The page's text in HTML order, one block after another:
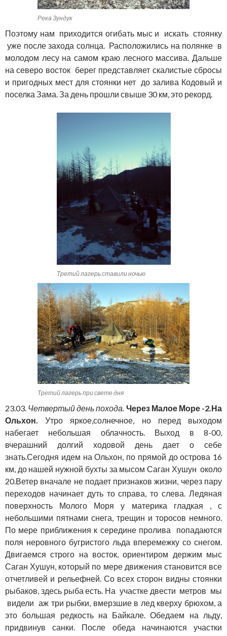
Река Зундук
Поэтому нам приходится огибать мыс и искать стоянку
уже после захода солнца. Расположились на полянке в
молодом лесу на самом краю лесного массива. Дальше
на северо восток берег представляет скалистые сбросы
и пригодных мест для стоянки нет до залива Кодовый и
поселка Зама. За день прошли свыше 30 км, это рекорд.
Третий лагерь ставили ночью
Третий лагерь при свете дня
23.03. Четвертый день похода. Через Малое Море -2.На
Ольхон.Утро яркое,солнечное, но перед выходом
набегает небольшая облачность. Выход в 8-00,
вчерашний долгий ходовой день дает о себе
знать.Сегодня идем на Ольхон, по прямой до острова 16
км, до нашей нужной бухты за мысом Саган Хушун около
20.Ветер вначале не подает признаков жизни, через пару
переходов начинает дуть то справа, то слева. Ледяная
поверхность Молого Моря у материка гладкая , с
небольшими пятнами снега, трещин и торосов немного.
По мере приближения к середине пролива попадаются
поля неровного бугристого льда вперемежку со снегом.
Двигаемся строго на восток, ориентиром держим мыс
Саган Хушун, который по мере движения становится все
отчетливей и рельефней. Со всех сторон видны стоянки
рыбаков, здесь рыба есть. На участке двести метров мы
видели аж три рыбки, вмерзшие в лед кверху брюхом, а
это большая редкость на Байкале. Обедаем на льду,
придвинув санки. После обеда начинаются участки